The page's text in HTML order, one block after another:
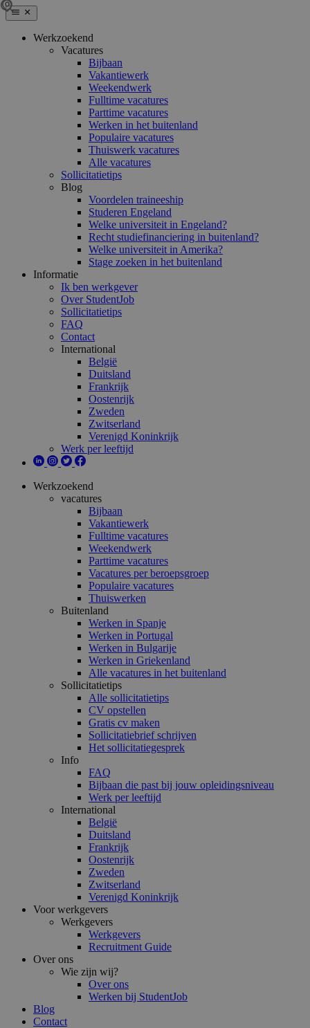
Werkzoekend
Vacatures
Bijbaan
Vakantiewerk
Weekendwerk
Fulltime vacatures
Parttime vacatures
Werken in het buitenland
Populaire vacatures
Thuiswerk vacatures
Alle vacatures
Sollicitatietips
Blog
Voordelen traineeship
Studeren Engeland
Welke universiteit in Engeland?
Recht studiefinanciering in buitenland?
Welke universiteit in Amerika?
Stage zoeken in het buitenland
Informatie
Ik ben werkgever
Over StudentJob
Sollicitatietips
FAQ
Contact
International
België
Duitsland
Frankrijk
Oostenrijk
Zweden
Zwitserland
Verenigd Koninkrijk
Werk per leeftijd
Werkzoekend
vacatures
Bijbaan
Vakantiewerk
Fulltime vacatures
Weekendwerk
Parttime vacatures
Vacatures per beroepsgroep
Populaire vacatures
Thuiswerken
Buitenland
Werken in Spanje
Werken in Portugal
Werken in Bulgarije
Werken in Griekenland
Alle vacatures in het buitenland
Sollicitatietips
Alle sollicitatietips
CV opstellen
Gratis cv maken
Sollicitatiebrief schrijven
Het sollicitatiegesprek
Info
FAQ
Bijbaan die past bij jouw opleidingsniveau
Werk per leeftijd
International
België
Duitsland
Frankrijk
Oostenrijk
Zweden
Zwitserland
Verenigd Koninkrijk
Voor werkgevers
Werkgevers
Werkgevers
Recruitment Guide
Over ons
Wie zijn wij?
Over ons
Werken bij StudentJob
Blog
Contact